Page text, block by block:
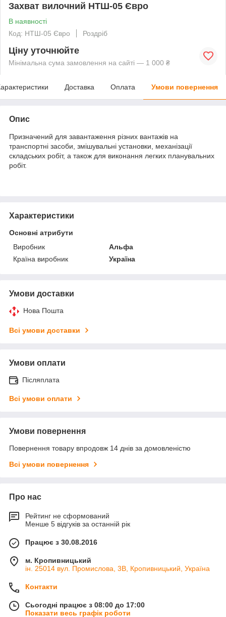
Захват вилочний НТШ-05 Євро
В наявності
Код: НТШ-05 Євро
Роздріб
Ціну уточнюйте
Мінімальна сума замовлення на сайті — 1 000 ₴
Доставка Оплата Умови повернення
Опис
Призначений для завантаження різних вантажів на
транспортні засоби, змішувальні установки, механізації
складських робіт, а також для виконання легких планувальних
робіт.
Характеристики
Основні атрибути
Виробник
Альфа
Країна виробник
Україна
Умови доставки
Нова Пошта
Всі умови доставки
Умови оплати
Післяплата
Всі умови оплати
Умови повернення
Повернення товару впродовж 14 днів за домовленістю
Всі умови повернення
Про нас
Рейтинг не сформований
Менше 5 відгуків за останній рік
Працює з 30.08.2016
м. Кропивницький
ін. 25014 вул. Промислова, 3В, Кропивницький, Україна
Контакти
Сьогодні працює з 08:00 до 17:00
Показати весь графік роботи